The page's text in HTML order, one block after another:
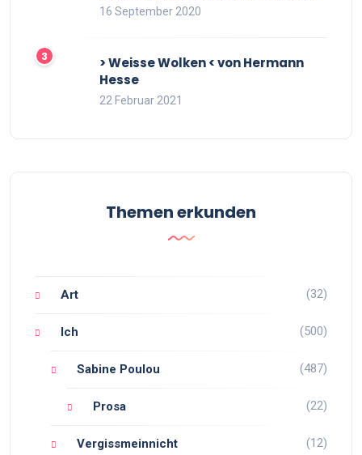
16 September 2020
> Weisse Wolken < von Hermann
Hesse
22 Februar 2021
Themen erkunden
Art (32)
Ich (500)
Sabine Poulou (487)
Prosa (22)
Vergissmeinnicht (12)